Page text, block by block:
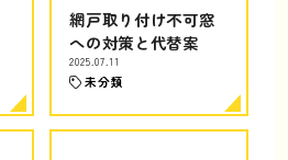
網戸取り付け不可窓
への対策と代替案
2025.07.11
未分類